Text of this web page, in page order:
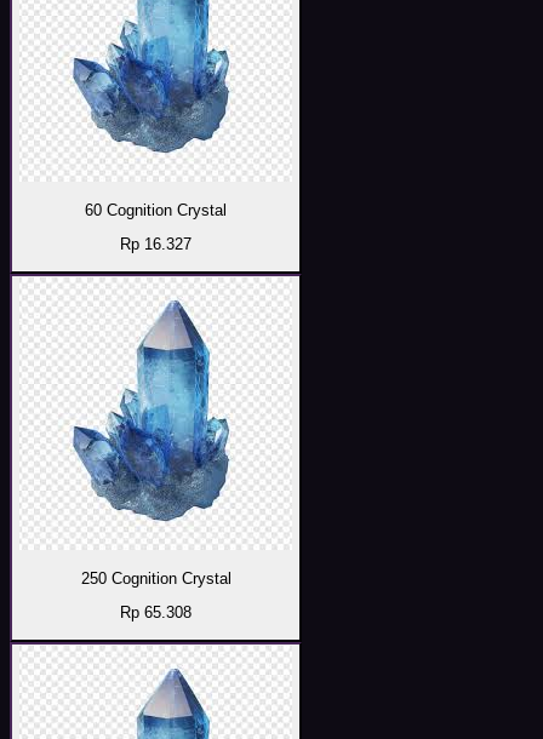
60 Cognition Crystal
Rp 16.327
250 Cognition Crystal
Rp 65.308